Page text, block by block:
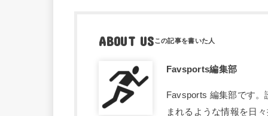
ABOUT US
Favsports編集部
Favsports 編集部です
まれるような情報を日